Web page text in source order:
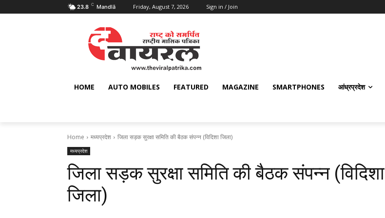
23.8 C Mandlā Friday, August 7, 2026 Sign in / Join
HOME AUTO MOBILES FEATURED MAGAZINE SMARTPHONES आंध्रप्रदेश
Home मध्यप्रदेश जिला सड़क सुरक्षा समिति की बैठक संपन्न (विदिशा जिला)
मध्यप्रदेश
जिला सड़क सुरक्षा समिति की बैठक संपन्न (विदिशा
जिला)